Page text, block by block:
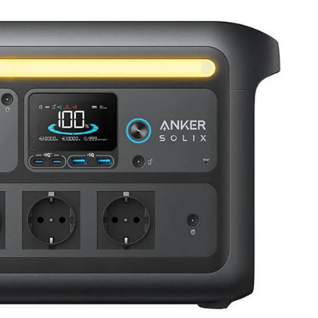
merken met officiële distributie rechten
klanten
btw-nummer tijdens het afrekenen
Op voorraad
Anker SOLIX PS200 Bifacial Portable
Solar Panel
Toevoegen voor
Toevoegen aan winkelwagen